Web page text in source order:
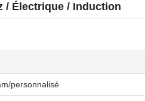
/ Électrique / Induction
personnalisé